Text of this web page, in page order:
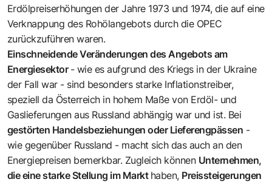
Erdölpreiserhöhungen der Jahre 1973 und 1974, die auf eine
Verknappung des Rohölangebots durch die OPEC
zurückzuführen waren.
Einschneidende Veränderungen des Angebots am
Energiesektor - wie es aufgrund des Kriegs in der Ukraine
der Fall war - sind besonders starke Inflationstreiber,
speziell da Österreich in hohem Maße von Erdöl- und
Gaslieferungen aus Russland abhängig war und ist. Bei
gestörten Handelsbeziehungen oder Lieferengpässen -
wie gegenüber Russland - macht sich das auch an den
Energiepreisen bemerkbar. Zugleich können Unternehmen,
die eine starke Stellung im Markt haben, Preissteigerungen